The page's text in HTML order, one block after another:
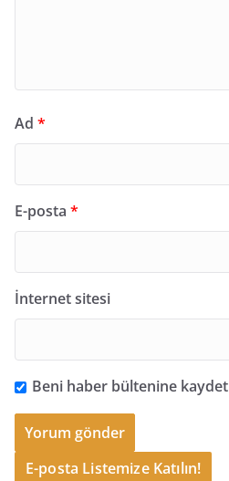
Ad *
E-posta *
İnternet sitesi
Beni haber bültenine kaydet
E-posta Listemize Katılın!